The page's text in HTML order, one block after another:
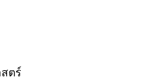
ตร์